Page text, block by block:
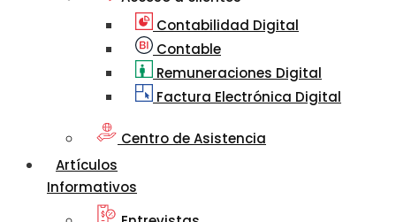
Contabilidad Digital
Contable
Remuneraciones Digital
Factura Electrónica Digital
Centro de Asistencia
Artículos
Informativos